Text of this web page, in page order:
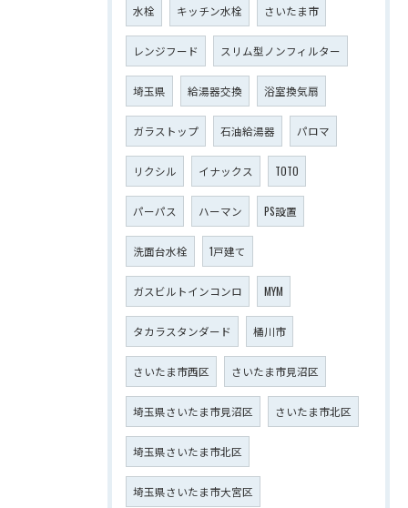
水栓 キッチン水栓 さいたま市
レンジフード スリム型ノンフィルター
埼玉県 給湯器交換 浴室換気扇
ガラストップ 石油給湯器 パロマ
リクシル イナックス TOTO
パーパス ハーマン PS設置
洗面台水栓 1戸建て
ガスビルトインコンロ MYM
タカラスタンダード 桶川市
さいたま市西区 さいたま市見沼区
埼玉県さいたま市見沼区 さいたま市北区
埼玉県さいたま市北区
埼玉県さいたま市大宮区